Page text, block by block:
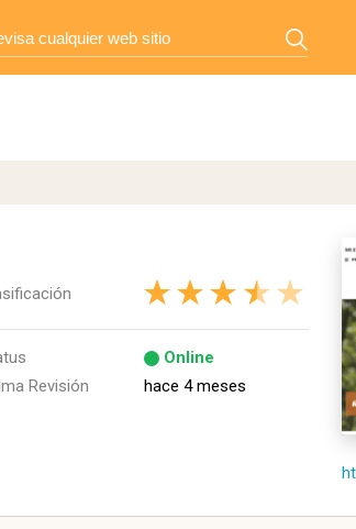
Online
Revisión
hace 4 meses